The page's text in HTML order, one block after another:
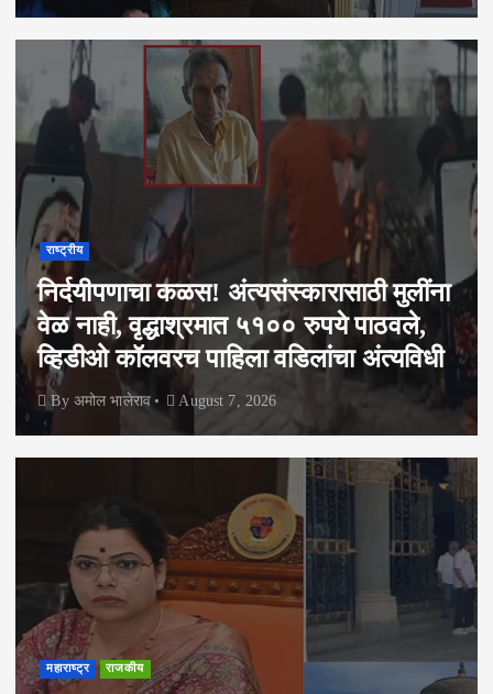
राष्ट्रीय
निर्दयीपणाचा कळस! अंत्यसंस्कारासाठी मुलींना
वेळ नाही, वृद्धाश्रमात ५१०० रुपये पाठवले,
व्हिडीओ कॉलवरच पाहिला वडिलांचा अंत्यविधी
By अमोल भालेराव August 7, 2026
महाराष्ट्र राजकीय